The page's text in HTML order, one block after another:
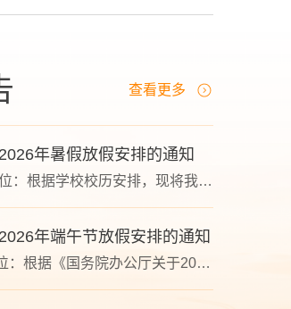
查看更多
年暑假放假安排的通知
​ 各单位：根据学校校历安排，现将我校2026年暑假放假及相关工作安排通知如下：一、暑假放假时间1.学生放假时间：2026年7月18日（周六）至8月30日（周日）。8月28日（周五）至8月30日（周日）返校报到注册，8月31日（周一）起开展教学活动。2.教职工放假时间：2026年7月20日（周一）至8月26日（周三），8月27日（周四）正式上班，各单位做好新学期开学各项准备工作。二、2026级新生报到时间2026级新生报到时间：2026年8月29日...
年端午节放假安排的通知
​各单位：根据《国务院办公厅关于2026年部分节假日安排的通知》（国办发明电〔2025〕7号）精神，结合我校实际，现将2026年端午节放假安排通知如下：一、放假时间6月19日（周五）至6月21日（周日），共3天。二、假期班车运行时间6:40：莲湖校区→西工大南苑北门→长安校区8:30：长安校区→劳动路转盘东北角→莲湖校区17:45：长安校区→劳动路转盘东北角18:00：西工大南苑北门→长安校区（周日辅导员班车）三、相关要求1.放假前...